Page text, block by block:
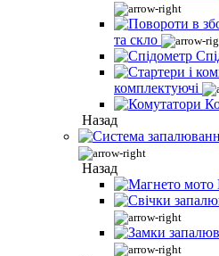
та скло
комплектуючі
Назад
Назад